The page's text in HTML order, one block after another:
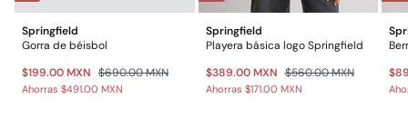
Springfield
Gorra de béisbol
$199.00 MXN $690.00 MXN
Ahorras $491.00 MXN
Springfield
Playera básica logo Springfield
$389.00 MXN $560.00 MXN
Ahorras $171.00 MXN